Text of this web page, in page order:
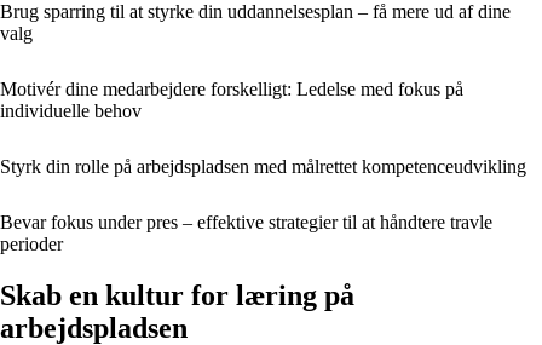
Brug sparring til at styrke din uddannelsesplan – få mere ud af dine
valg
Motivér dine medarbejdere forskelligt: Ledelse med fokus på
individuelle behov
Styrk din rolle på arbejdspladsen med målrettet kompetenceudvikling
Bevar fokus under pres – effektive strategier til at håndtere travle
perioder
Skab en kultur for læring på
arbejdspladsen